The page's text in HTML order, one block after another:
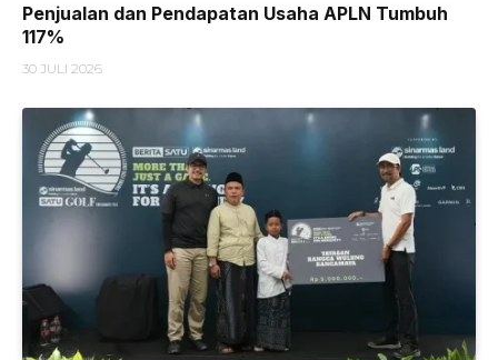
Penjualan dan Pendapatan Usaha APLN Tumbuh
117%
30 JULI 2026